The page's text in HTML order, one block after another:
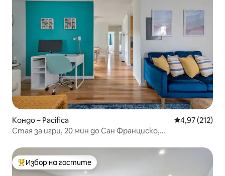
Кондо – Pacifica Средна
4,97 (212)
Стая за игри, 20 мин до Сан Франциско,
Най-популярен избор на гостите
Избор на гостите